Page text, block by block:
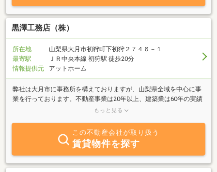
黒澤工務店（株）
所在地
山梨県大月市初狩町下初狩２７４６－１
最寄駅
ＪＲ中央本線 初狩駅 徒歩20分
情報提供元
アットホーム
弊社は大月市に事務所を構えておりますが、山梨県全域を中心に事
業を行っております。不動産事業は20年以上、建築業は60年の実績
があります。中古住宅等を購入の際は、リフォームのご相談も！お
ローを提供します。売却査定・買取も致しますので、お気軽お問い
合わせください。ご連絡お待ちしております。
もっと見る
この不動産会社が取り扱う
賃貸物件を探す